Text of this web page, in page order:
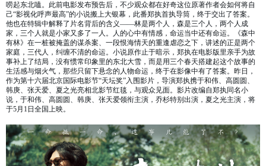
唠起东北嗑。此前电影发布预告后，不少观众都在好奇这位原著作者会如何将自
己“影视化呼声最高”的小说搬上大银幕，此番郑执首执导筒，终于交出了答案。
他也在特辑中解释了片名背后的含义——林是两个人，森是三个人，两个人成
家，三个人就是小家又多了一人。人的心中有情感，命运当中还有命运。《森中
有林》在一桩被掩盖的谋杀案、一段恨海情天的重逢虐恋之下，讲述的正是两个
家庭，三代人，纠缠不清的命运。小说原作止于暗示，郑执在电影版里亲手为故
事补上了结局，没有惯常印象里的东北大雪，而是用三个春天搭建起这个故事的
生活感与烟火气，那些只留下悬念的人物命运，终于在影像中有了答案。昨日，
作为第十六届北京国际电影节“天坛奖”入围影片，导演郑执携于和伟、高圆圆、
韩庚、张天爱、夏之光亮相北影节红毯，与观众见面。影片改编自郑执同名小
说，于和伟、高圆圆、韩庚、张天爱领衔主演，乔杉特别出演，夏之光主演，将
于5月1日全国上映。